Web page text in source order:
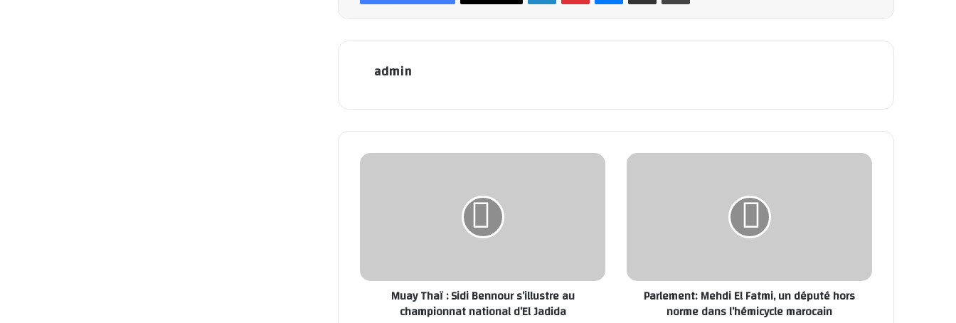
admin
Muay Thaï : Sidi Bennour s’illustre au
championnat national d’El Jadida
Parlement: Mehdi El Fatmi, un député hors
norme dans l’hémicycle marocain